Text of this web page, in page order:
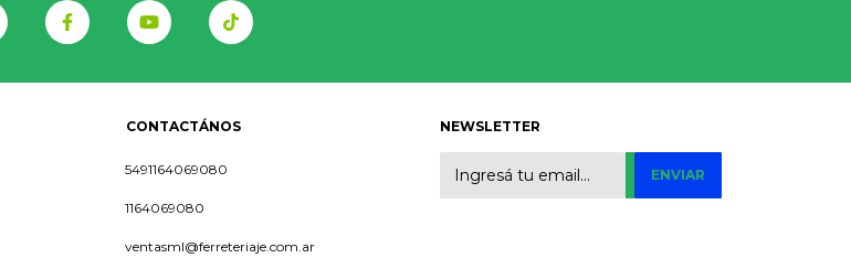
CONTACTÁNOS
5491164069080
1164069080
ventasml@ferreteriaje.com.ar
NEWSLETTER